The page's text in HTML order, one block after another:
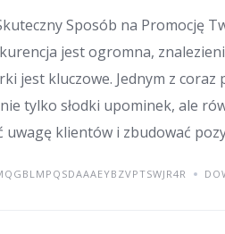
Sposób na Promocję
jest ogromna,
jest kluczowe. Jednym z
tylko słodki upominek, ale
uwagę klientów i zbudować